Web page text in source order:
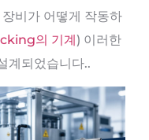
비가 어떻게 작동하
의 기계) 이러한
계되었습니다..